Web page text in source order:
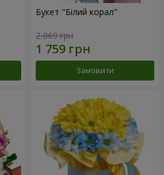
Букет "Білий корал"
2 069 грн
Замовити